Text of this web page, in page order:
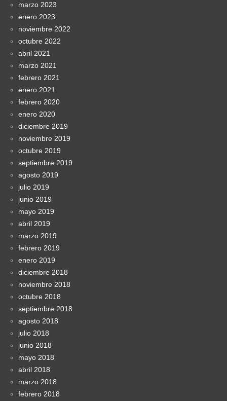
marzo 2023
enero 2023
noviembre 2022
octubre 2022
abril 2021
marzo 2021
febrero 2021
enero 2021
febrero 2020
enero 2020
diciembre 2019
noviembre 2019
octubre 2019
septiembre 2019
agosto 2019
julio 2019
junio 2019
mayo 2019
abril 2019
marzo 2019
febrero 2019
enero 2019
diciembre 2018
noviembre 2018
octubre 2018
septiembre 2018
agosto 2018
julio 2018
junio 2018
mayo 2018
abril 2018
marzo 2018
febrero 2018